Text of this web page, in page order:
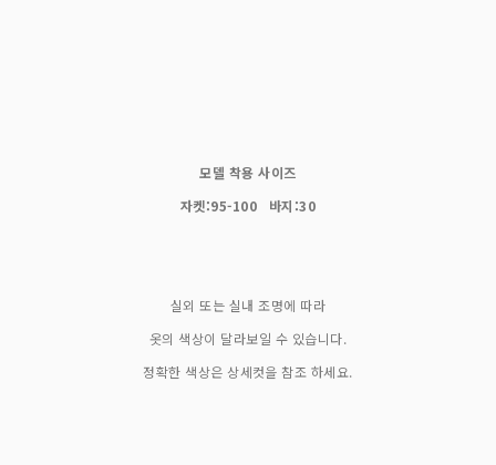
모델 착용 사이즈
자켓:95-100 바지:30
실외 또는 실내 조명에 따라
옷의 색상이 달라보일 수 있습니다.
정확한 색상은 상세컷을 참조 하세요.